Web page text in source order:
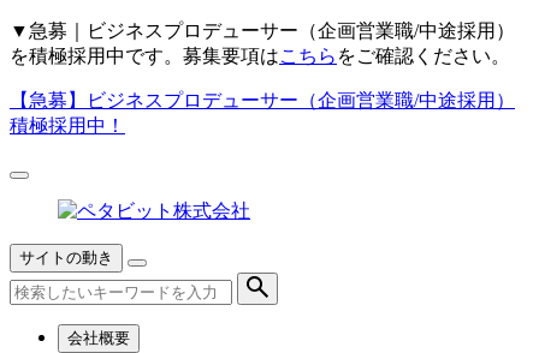
▼ 急募｜ビジネスプロデューサー（企画営業職/中途採用）
を積極採用中です。募集要項はこちら をご確認ください。
【急募】
ビジネスプロデューサー（企画営業職/中途採用）
積極採用中！
サイトの動き
会社概要